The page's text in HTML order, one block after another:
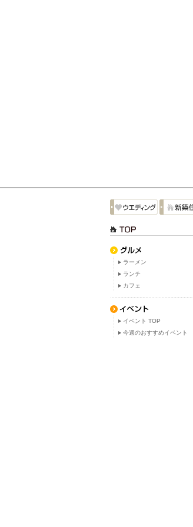
ラーメン
ランチ
カフェ
イベント TOP
今週のおすすめイベント